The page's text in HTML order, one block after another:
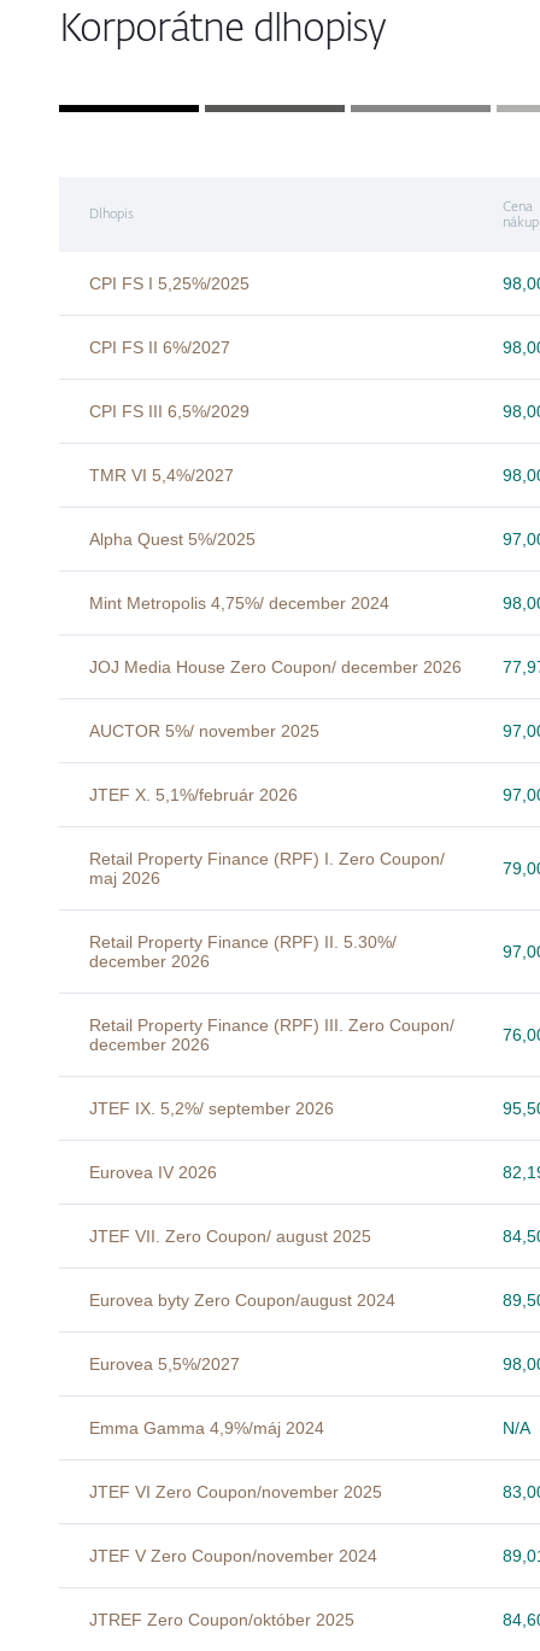
Korporátne dlhopisy
Dlhopis
Cena
nákup
CPI FS I 5,25%/2025
CPI FS II 6%/2027
CPI FS III 6,5%/2029
TMR VI 5,4%/2027
Alpha Quest 5%/2025
Mint Metropolis 4,75%/ december 2024
JOJ Media House Zero Coupon/ december 2026
AUCTOR 5%/ november 2025
JTEF X. 5,1%/február 2026
Retail Property Finance (RPF) I. Zero Coupon/
maj 2026
Retail Property Finance (RPF) II. 5.30%/
december 2026
Retail Property Finance (RPF) III. Zero Coupon/
december 2026
JTEF IX. 5,2%/ september 2026
Eurovea IV 2026
JTEF VII. Zero Coupon/ august 2025
Eurovea byty Zero Coupon/august 2024
Eurovea 5,5%/2027
Emma Gamma 4,9%/máj 2024 N/A
JTEF VI Zero Coupon/november 2025
JTEF V Zero Coupon/november 2024
JTREF Zero Coupon/október 2025